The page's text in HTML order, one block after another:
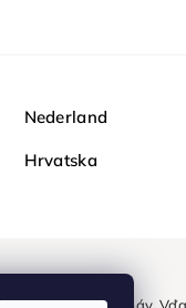
Nederland
Hrvatska